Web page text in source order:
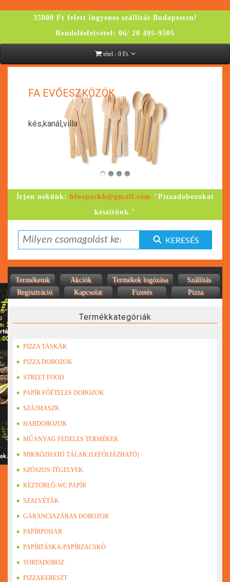
35000 Ft felett ingyenes szállítás Budapesten!
Rendelésfelvétel: 06/ 20 495-9505
tétel - 0 Ft.
FA EVŐESZKÖZÖK
kés,kanál,villa
Írjon nekünk: bluepackh@gmail.com "Pizzadobozokat
készítünk."
KERESÉS
Termékeink Akciók Termékek logózása
Szállítás
Regisztráció
Kapcsolat Fizetés Pizza
Termékkategóriák
PIZZA TÁSKÁK
PIZZA DOBOZOK
STREET FOOD
PAPÍR FŐÉTELES DOBOZOK
SZÁJMASZK
HABDOBOZOK
MŰANYAG FEDELES TERMÉKEK
MIKRÓZHATÓ TÁLAK (LEFÓLIÁZHATÓ)
SZÓSZOS TÉGELYEK
KÉZTÖRLŐ-WC PAPÍR
SZALVÉTÁK
GARANCIAZÁRAS DOBOZOK
PAPÍRPOHÁR
PAPÍRTÁSKA-PAPÍRZACSKÓ
TORTADOBOZ
PIZZAKERESZT